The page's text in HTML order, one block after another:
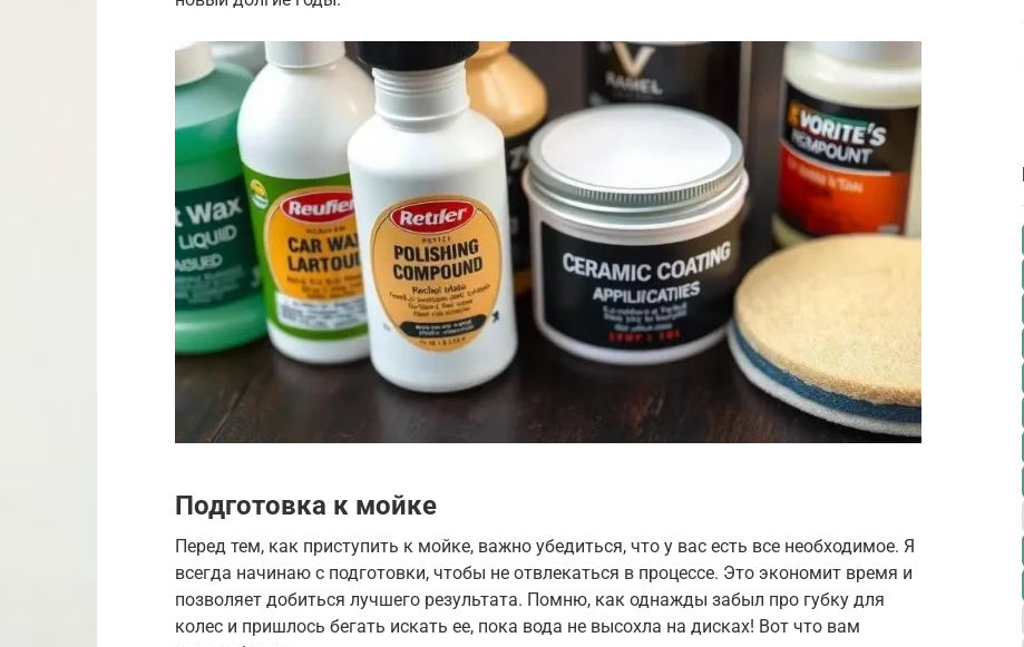
Подготовка к мойке
Перед тем, как приступить к мойке, важно убедиться, что у вас есть все необходимое. Я
всегда начинаю с подготовки, чтобы не отвлекаться в процессе. Это экономит время и
позволяет добиться лучшего результата. Помню, как однажды забыл про губку для
колес и пришлось бегать искать ее, пока вода не высохла на дисках! Вот что вам